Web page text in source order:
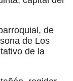
de
de Los
de la